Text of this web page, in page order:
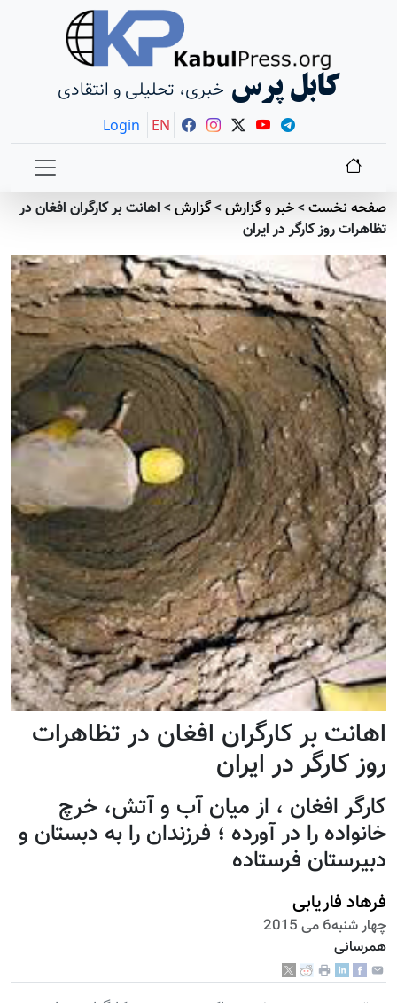
کابل پرس خبری، تحلیلی و انتقادی
Login EN
صفحه نخست>خبر و گزارش>گزارش> اهانت بر کارگران افغان در
تظاهرات روز کارگر در ایران
اهانت بر کارگران افغان در تظاهرات
روز کارگر در ایران
کارگر افغان ، از میان آب و آتش، خرچ
خانواده را در آورده ؛ فرزندان را به دبستان و
دبیرستان فرستاده
فرهاد فاریابی
چهار شنبه6 می 2015
همرسانی